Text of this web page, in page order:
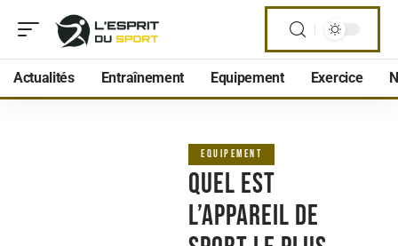
Actualités Entraînement Equipement Exercice
EQUIPEMENT
Quel est
l’appareil de